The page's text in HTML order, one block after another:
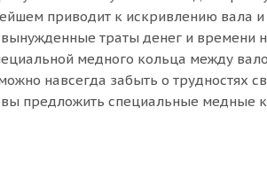
приводит к искривлению вала и
траты денег и времени
медного кольца между
навсегда забыть о трудностях
предложить специальные медные